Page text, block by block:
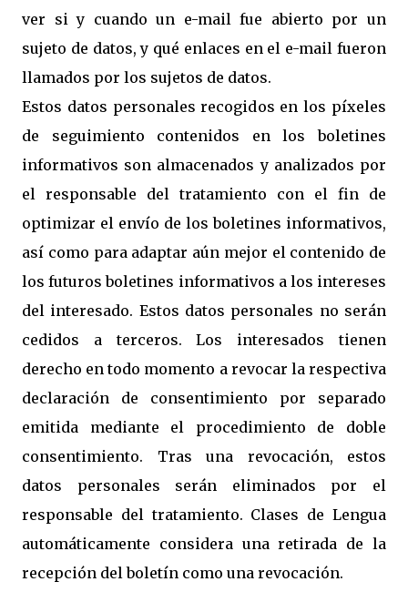
ver si y cuando un e-mail fue abierto por un
sujeto de datos, y qué enlaces en el e-mail fueron
llamados por los sujetos de datos.
Estos datos personales recogidos en los píxeles
de seguimiento contenidos en los boletines
informativos son almacenados y analizados por
el responsable del tratamiento con el fin de
optimizar el envío de los boletines informativos,
así como para adaptar aún mejor el contenido de
los futuros boletines informativos a los intereses
del interesado. Estos datos personales no serán
cedidos a terceros. Los interesados tienen
derecho en todo momento a revocar la respectiva
declaración de consentimiento por separado
emitida mediante el procedimiento de doble
consentimiento. Tras una revocación, estos
datos personales serán eliminados por el
responsable del tratamiento. Clases de Lengua
automáticamente considera una retirada de la
recepción del boletín como una revocación.